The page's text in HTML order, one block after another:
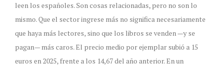
leen los españoles. Son cosas relacionadas, pero no son lo
mismo. Que el sector ingrese más no significa necesariamente
que haya más lectores, sino que los libros se venden —y se
pagan— más caros. El precio medio por ejemplar subió a 15
euros en 2025, frente a los 14,67 del año anterior. En un